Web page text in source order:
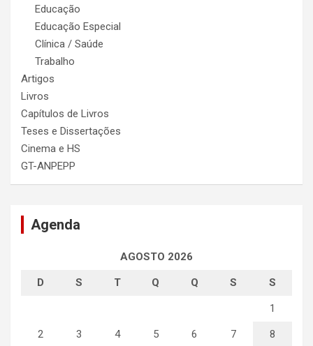
Educação
Educação Especial
Clínica / Saúde
Trabalho
Artigos
Livros
Capítulos de Livros
Teses e Dissertações
Cinema e HS
GT-ANPEPP
Agenda
AGOSTO 2026
D S T Q Q S S
1
2 3 4 5 6 7 8